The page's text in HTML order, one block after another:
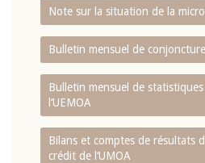
Note sur la situation de la
Bulletin mensuel de
Bulletin mensuel de
l‘UEMOA
Bilans et comptes de résultats
crédit de l‘UMOA